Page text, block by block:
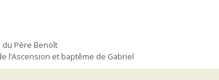
du Père Benoît
l’Ascension et baptême de Gabriel